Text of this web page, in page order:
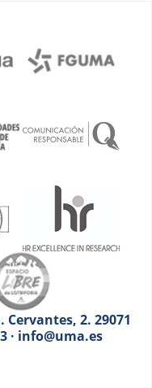
Cervantes, 2. 29071
· info@uma.es